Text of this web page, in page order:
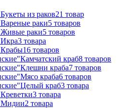
Букеты из раков21 товар
Вареные раки5 товаров
Живые раки5 товаров
Икра3 товара
Крабы16 товаров
Камчатский краб8 товаров
Клешни краба7 товаров
Мясо краба6 товаров
Целый краб3 товара
Креветки3 товара
Мидии2 товара